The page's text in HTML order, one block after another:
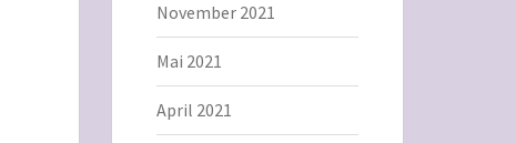
November 2021
Mai 2021
April 2021